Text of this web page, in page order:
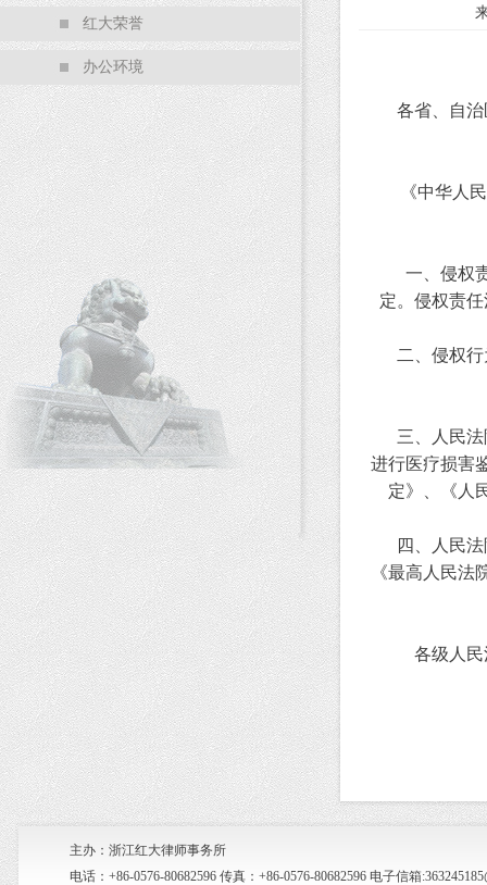
红大荣誉
办公环境
各省、自治区
《中华人民
一、侵权责
定。侵权责
二、侵权行为
三、人民法院
进行医疗损害
定》、《人
四、人民法院
《最高人民
各级人民法
主办：浙江红大律师事务所
电话：+86-0576-80682596 传真：+86-0576-80682596 电子信箱